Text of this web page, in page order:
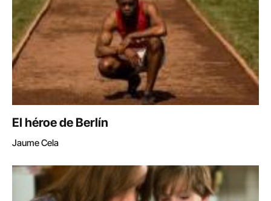
El héroe de Berlín
Jaume Cela